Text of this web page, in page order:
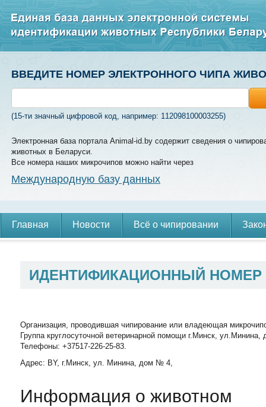
ВВЕДИТЕ НОМЕР ЭЛЕКТРОННОГО ЧИПА
(15-ти значный цифровой код, например: 112098100003255)
Электронная база портала Animal-id.by содержит сведения о
животных в Беларуси.
Все номера наших микрочипов можно найти через
Международную базу данных
Главная Новости Всё о чипировании
ИДЕНТИФИКАЦИОННЫЙ
Организация, проводившая чипирование или владеющая
Группа круглосуточной ветеринарной помощи г.Минск,
Телефоны: +37517-226-25-83.
Адрес: BY, г.Минск, ул. Минина, дом № 4,
Информация о животном